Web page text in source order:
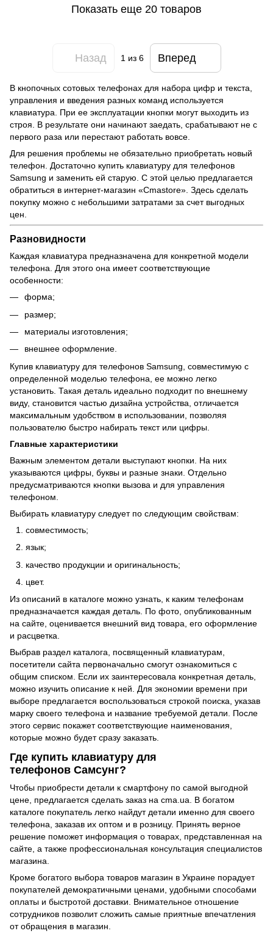
Показать еще 20 товаров
Назад 1из 6 Вперед
В кнопочных сотовых телефонах для набора цифр и текста,
управления и введения разных команд используется
клавиатура. При ее эксплуатации кнопки могут выходить из
строя. В результате они начинают заедать, срабатывают не с
первого раза или перестают работать вовсе.
Для решения проблемы не обязательно приобретать новый
телефон. Достаточно купить клавиатуру для телефонов
Samsung и заменить ей старую. С этой целью предлагается
обратиться в интернет-магазин «Cmastore». Здесь сделать
покупку можно с небольшими затратами за счет выгодных
цен.
Разновидности
Каждая клавиатура предназначена для конкретной модели
телефона. Для этого она имеет соответствующие
особенности:
форма;
размер;
материалы изготовления;
внешнее оформление.
Купив клавиатуру для телефонов Samsung, совместимую с
определенной моделью телефона, ее можно легко
установить. Такая деталь идеально подходит по внешнему
виду, становится частью дизайна устройства, отличается
максимальным удобством в использовании, позволяя
пользователю быстро набирать текст или цифры.
Главные характеристики
Важным элементом детали выступают кнопки. На них
указываются цифры, буквы и разные знаки. Отдельно
предусматриваются кнопки вызова и для управления
телефоном.
Выбирать клавиатуру следует по следующим свойствам:
совместимость;
язык;
качество продукции и оригинальность;
цвет.
Из описаний в каталоге можно узнать, к каким телефонам
предназначается каждая деталь. По фото, опубликованным
на сайте, оценивается внешний вид товара, его оформление
и расцветка.
Выбрав раздел каталога, посвященный клавиатурам,
посетители сайта первоначально смогут ознакомиться с
общим списком. Если их заинтересовала конкретная деталь,
можно изучить описание к ней. Для экономии времени при
выборе предлагается воспользоваться строкой поиска, указав
марку своего телефона и название требуемой детали. После
этого сервис покажет соответствующие наименования,
которые можно будет сразу заказать.
Где купить клавиатуру для
телефонов Самсунг?
Чтобы приобрести детали к смартфону по самой выгодной
цене, предлагается сделать заказ на cma.ua. В богатом
каталоге покупатель легко найдут детали именно для своего
телефона, заказав их оптом и в розницу. Принять верное
решение поможет информация о товарах, представленная на
сайте, а также профессиональная консультация специалистов
магазина.
Кроме богатого выбора товаров магазин в Украине порадует
покупателей демократичными ценами, удобными способами
оплаты и быстротой доставки. Внимательное отношение
сотрудников позволит сложить самые приятные впечатления
от обращения в магазин.